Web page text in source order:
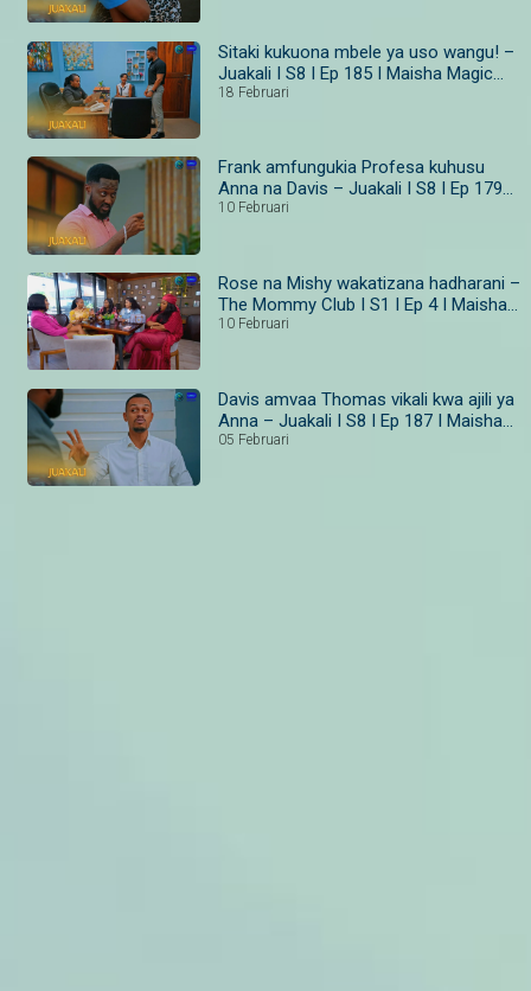
Sitaki kukuona mbele ya uso wangu! –
Juakali I S8 I Ep 185 I Maisha Magic
Bongo
18 Februari
Frank amfungukia Profesa kuhusu
Anna na Davis – Juakali I S8 I Ep 179–
181 I Maisha Magic Bongo
10 Februari
Rose na Mishy wakatizana hadharani –
The Mommy Club I S1 I Ep 4 I Maisha
Magic
10 Februari
Davis amvaa Thomas vikali kwa ajili ya
Anna – Juakali I S8 I Ep 187 I Maisha
Magic Bongo
05 Februari